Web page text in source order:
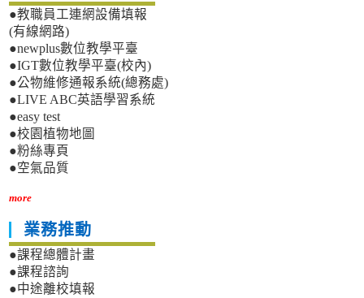
●教職員工連網設備填報
(有線網路)
●newplus數位教學平臺
●IGT數位教學平臺(校內)
●公物維修通報系統(總務處)
●LIVE ABC英語學習系統
●easy test
●校園植物地圖
●粉絲專頁
●空氣品質
more
業務推動
●課程總體計畫
●課程諮詢
●中途離校填報